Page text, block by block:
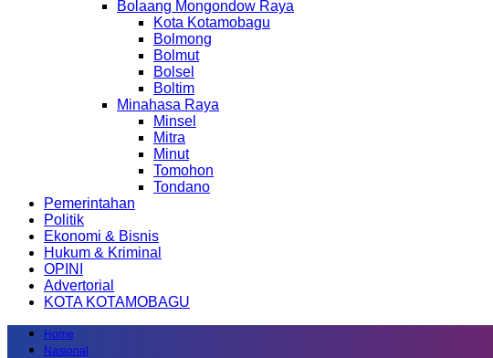
Bolaang Mongondow Raya
Kota Kotamobagu
Bolmong
Bolmut
Bolsel
Boltim
Minahasa Raya
Minsel
Mitra
Minut
Tomohon
Tondano
Pemerintahan
Politik
Ekonomi & Bisnis
Hukum & Kriminal
OPINI
Advertorial
KOTA KOTAMOBAGU
Home
Nasional